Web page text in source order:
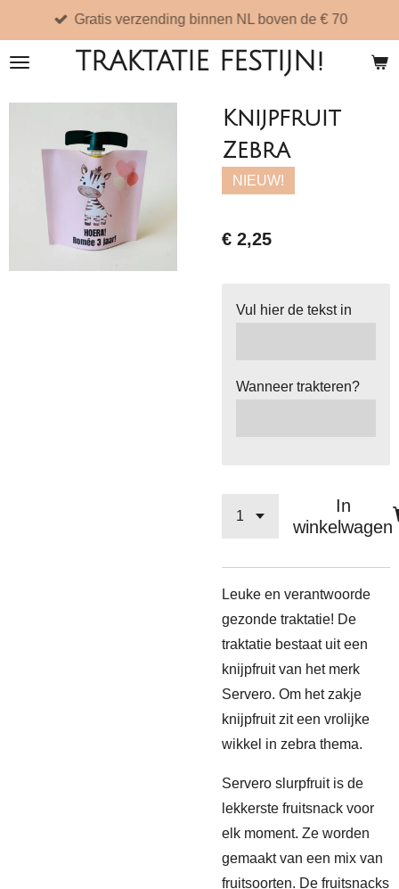
direct
naar
TRAKTATIE FESTIJN!
Gratis verzending binnen NL boven de € 70
Knijpfruit
Zebra
NIEUW!
€ 2,25
Vul hier de tekst in
Wanneer trakteren?
In
winkelwagen
Leuke en verantwoorde
gezonde traktatie! De
traktatie bestaat uit een
knijpfruit van het merk
Servero. Om het zakje
knijpfruit zit een vrolijke
wikkel in zebra thema.
Servero slurpfruit is de
lekkerste fruitsnack voor
elk moment. Ze worden
gemaakt van een mix van
fruitsoorten. De fruitsnacks